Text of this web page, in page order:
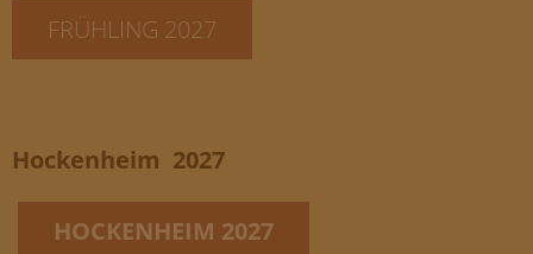
FAQ
FRÜHLING 2027
Hockenheim 2027
HOCKENHEIM 2027